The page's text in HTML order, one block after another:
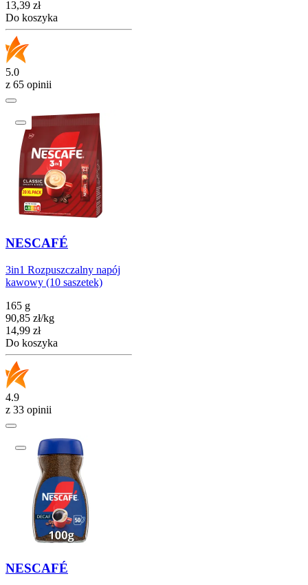
Cena
13,39 zł
Do koszyka
5.0
z 65 opinii
NESCAFÉ
3in1 Rozpuszczalny napój
kawowy (10 saszetek)
165 g
90,85 zł/kg
Cena
14,99 zł
Do koszyka
4.9
z 33 opinii
NESCAFÉ